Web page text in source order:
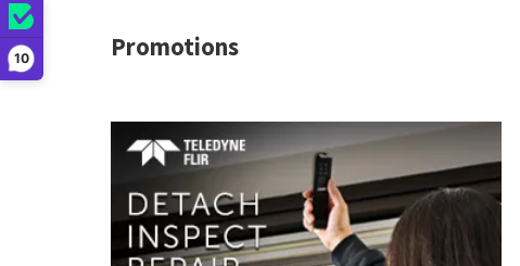
10 Promotions